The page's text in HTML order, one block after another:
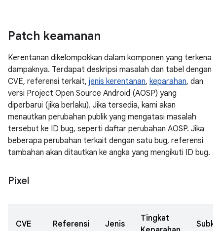
Patch keamanan
Kerentanan dikelompokkan dalam komponen yang terkena
dampaknya. Terdapat deskripsi masalah dan tabel dengan
CVE, referensi terkait, jenis kerentanan, keparahan, dan
versi Project Open Source Android (AOSP) yang
diperbarui (jika berlaku). Jika tersedia, kami akan
menautkan perubahan publik yang mengatasi masalah
tersebut ke ID bug, seperti daftar perubahan AOSP. Jika
beberapa perubahan terkait dengan satu bug, referensi
tambahan akan ditautkan ke angka yang mengikuti ID bug.
Pixel
CVE Referensi Jenis
Tingkat